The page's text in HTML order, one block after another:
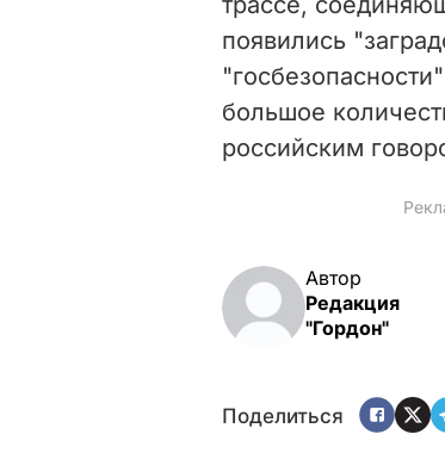
появились
большое
российским
Автор
Редакция
"Гордон"
Поделиться